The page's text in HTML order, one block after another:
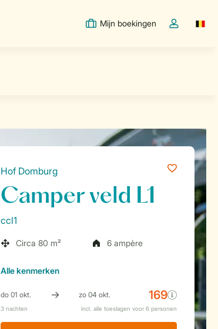
Mijn boekingen
Open de
Hof Domburg
Camper veld L1
ccl1
Circa 80 m² 6 ampère
Allekenmerken